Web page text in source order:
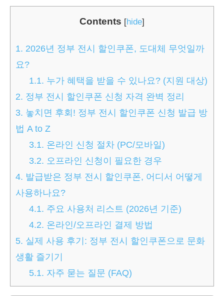
Contents [hide]
1. 2026년 정부 전시 할인쿠폰, 도대체 무엇일까
요?
1.1. 누가 혜택을 받을 수 있나요? (지원 대상)
2. 정부 전시 할인쿠폰 신청 자격 완벽 정리
3. 놓치면 후회! 정부 전시 할인쿠폰 신청 발급 방
법 A to Z
3.1. 온라인 신청 절차 (PC/모바일)
3.2. 오프라인 신청이 필요한 경우
4. 발급받은 정부 전시 할인쿠폰, 어디서 어떻게
사용하나요?
4.1. 주요 사용처 리스트 (2026년 기준)
4.2. 온라인/오프라인 결제 방법
5. 실제 사용 후기: 정부 전시 할인쿠폰으로 문화
생활 즐기기
5.1. 자주 묻는 질문 (FAQ)